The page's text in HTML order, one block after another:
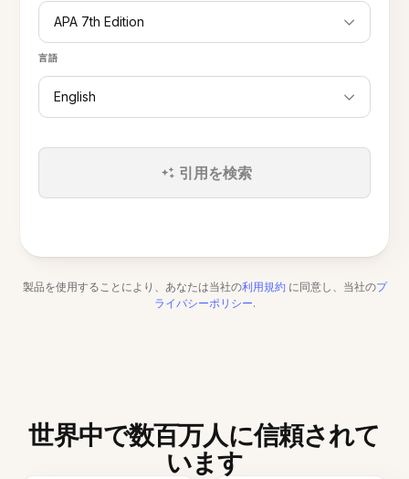
APA 7th Edition
言語
English
引用を検索
製品を使用することにより、あなたは当社の利用規約 に同意し、当社のプ
ライバシーポリシー.
世界中で数百万人に信頼されて
います